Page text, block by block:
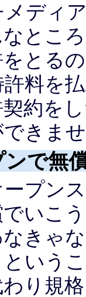
ディ
とこ
とる
料を
約を
きま
ンで無
プン
いこ
きゃ
いう
り規